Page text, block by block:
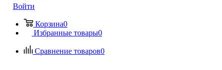
Войти
Корзина0
Избранные товары0
Сравнение товаров0